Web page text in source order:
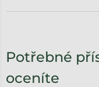
Potřebné
oceníte